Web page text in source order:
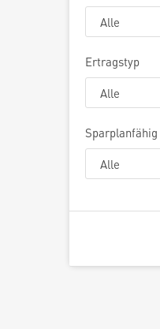
Ertragstyp
Sparplanfähig